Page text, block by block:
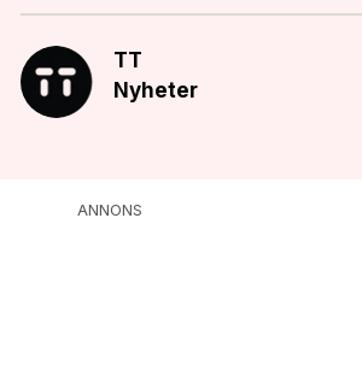
TT
Nyheter
ANNONS